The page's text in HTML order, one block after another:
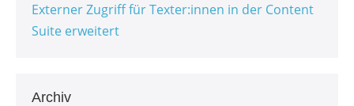
Externer Zugriff für Texter:innen in der Content
Suite erweitert
Archiv